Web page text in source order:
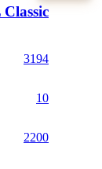
3194
10
2200